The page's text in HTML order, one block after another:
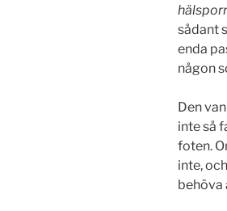
sådant
enda
någon
Den
inte så
foten.
inte,
behöva